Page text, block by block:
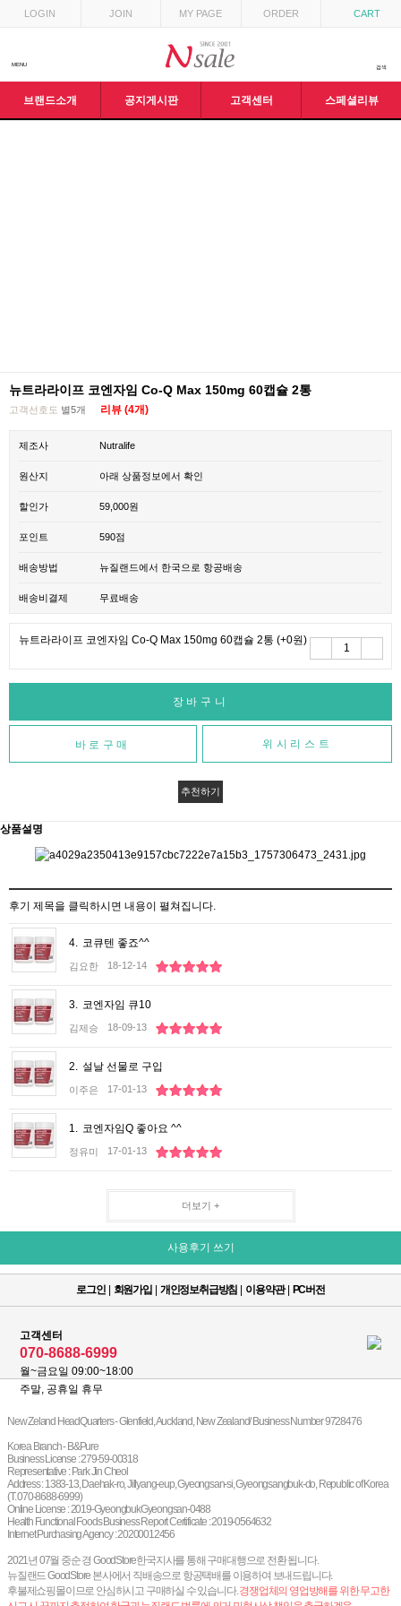
LOGIN JOIN MY PAGE ORDER CART
MENU 검색
브랜드소개 공지게시판 고객센터 스페셜리뷰
뉴트라라이프 코엔자임 Co-Q Max 150mg 60캡슐 2통
고객선호도 별5개 리뷰 (4개)
제조사 Nutralife
원산지 아래 상품정보에서 확인
할인가 59,000원
포인트 590점
배송방법 뉴질랜드에서 한국으로 항공배송
배송비결제 무료배송
뉴트라라이프 코엔자임 Co-Q Max 150mg 60캡슐 2통 (+0원)
위시리스트
추천하기
상품설명
후기 제목을 클릭하시면 내용이 펼쳐집니다.
4. 코큐텐 좋죠^^
김요한 18-12-14
3. 코엔자임 큐10
김제승 18-09-13
2. 설날 선물로 구입
이주은 17-01-13
1. 코엔자임Q 좋아요 ^^
정유미 17-01-13
더보기 +
사용후기 쓰기
로그인| 회원가입| 개인정보취급방침 | 이용약관| PC버전
고객센터
070-8688-6999
월~금요일 09:00~18:00
주말, 공휴일 휴무
New Zeland HeadQuarters - Glenfield, Auckland, New Zealand/ Business Number 9728476
Korea Branch - B&Pure
Business License : 279-59-00318
Representative : Park Jin Cheol
Address : 1383-13, Daehak-ro, Jillyang-eup, Gyeongsan-si, Gyeongsangbuk-do, Republic of Korea
(T. 070-8688-6999)
Online License : 2019-GyeongbukGyeongsan-0488
Health Functional Foods Business Report Certificate : 2019-0564632
Internet Purchasing Agency : 20200012456
2021년 07월 중순 경 GoodStore한국지사를 통해 구매대행으로 전환 됩니다.
뉴질랜드 GoodStore 본사에서 직배송으로 항공택배를 이용하여 보내드립니다.
후불제쇼핑몰이므로 안심하시고 구매하실 수 있습니다. 경쟁업체의 영업방해를 위한 무고한